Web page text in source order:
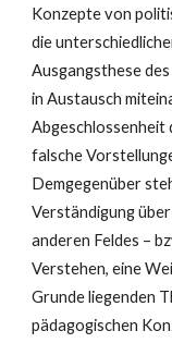
Konzepte von
die
Ausgangsthese
in Austausch
Abgeschlossenheit
falsche
Demgegenüber
Verständigung
anderen Feldes –
Verstehen, eine
Grunde liegenden
pädagogischen